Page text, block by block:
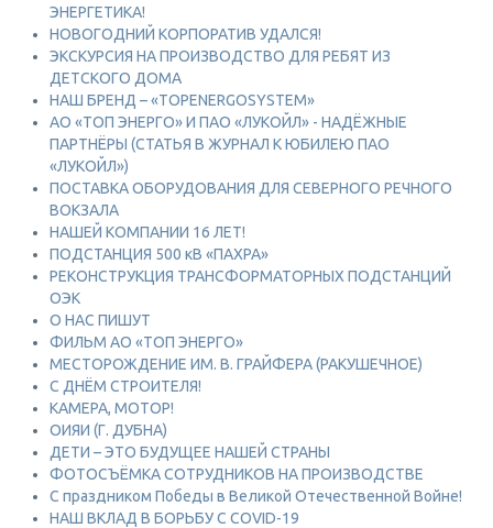
ЭНЕРГЕТИКА!
НОВОГОДНИЙ КОРПОРАТИВ УДАЛСЯ!
ЭКСКУРСИЯ НА ПРОИЗВОДСТВО ДЛЯ РЕБЯТ ИЗ
ДЕТСКОГО ДОМА
НАШ БРЕНД – «TOPENERGOSYSTEM»
АО «ТОП ЭНЕРГО» И ПАО «ЛУКОЙЛ» - НАДЁЖНЫЕ
ПАРТНЁРЫ (СТАТЬЯ В ЖУРНАЛ К ЮБИЛЕЮ ПАО
«ЛУКОЙЛ»)
ПОСТАВКА ОБОРУДОВАНИЯ ДЛЯ СЕВЕРНОГО РЕЧНОГО
ВОКЗАЛА
НАШЕЙ КОМПАНИИ 16 ЛЕТ!
ПОДСТАНЦИЯ 500 кВ «ПАХРА»
РЕКОНСТРУКЦИЯ ТРАНСФОРМАТОРНЫХ ПОДСТАНЦИЙ
ОЭК
О НАС ПИШУТ
ФИЛЬМ АО «ТОП ЭНЕРГО»
МЕСТОРОЖДЕНИЕ ИМ. В. ГРАЙФЕРА (РАКУШЕЧНОЕ)
С ДНЁМ СТРОИТЕЛЯ!
КАМЕРА, МОТОР!
ОИЯИ (Г. ДУБНА)
ДЕТИ – ЭТО БУДУЩЕЕ НАШЕЙ СТРАНЫ
ФОТОСЪЁМКА СОТРУДНИКОВ НА ПРОИЗВОДСТВЕ
С праздником Победы в Великой Отечественной Войне!
НАШ ВКЛАД В БОРЬБУ С COVID-19